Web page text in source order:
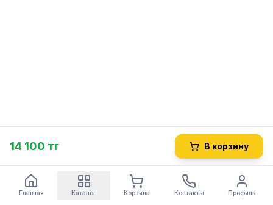
14 100 тг В корзину
Главная Каталог Корзина Контакты Профиль